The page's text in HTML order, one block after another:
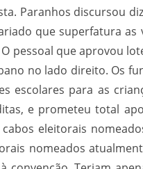
Paranhos discursou
que superfatura
pessoal que aprovou
no lado direito. Os
escolares para as
e prometeu total
eleitorais
nomeados